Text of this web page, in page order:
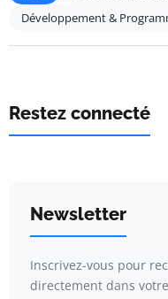
Développement &
Restez connecté
Newsletter
Inscrivez-vous pour
directement dans